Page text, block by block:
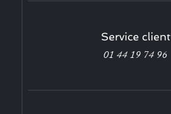
Service client
01 44 19 74 96